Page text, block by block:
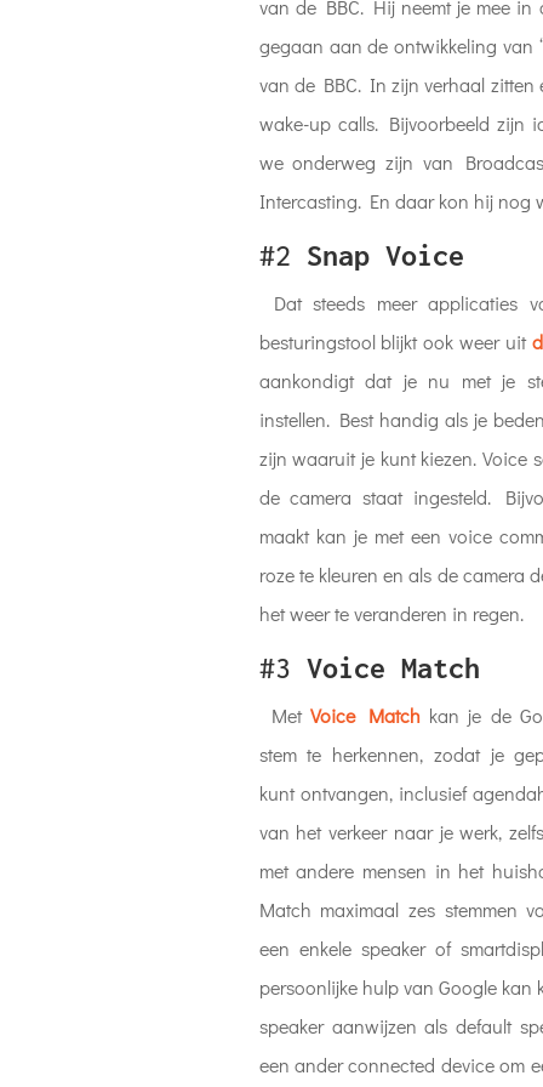
van de BBC. Hij neemt je mee
gegaan aan de ontwikkeling van
van de BBC. In zijn verhaal zitten
wake-up calls. Bijvoorbeeld zijn
we onderweg zijn van
Intercasting. En daar kon hij nog
#2 Snap Voice
Dat steeds meer applicaties
besturingstool blijkt ook weer uit
aankondigt dat je nu met je
instellen. Best handig als je
zijn waaruit je kunt kiezen. Voice
de camera staat ingesteld.
maakt kan je met een voice
roze te kleuren en als de camera
het weer te veranderen in regen.
#3 Voice Match
MetVoice Matchkan je de
stem te herkennen, zodat je
kunt ontvangen, inclusief
van het verkeer naar je werk,
met andere mensen in het
Match maximaal zes stemmen
een enkele speaker of
persoonlijke hulp van Google kan
speaker aanwijzen als default
een ander connected device om